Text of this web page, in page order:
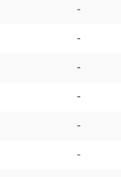
-
-
-
-
-
-